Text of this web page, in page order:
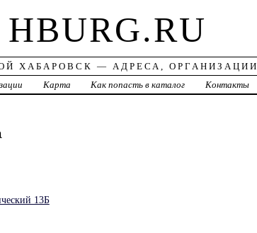
HBURG.RU
ХАБАРОВСК — АДРЕСА, ОРГАНИЗАЦИИ
Карта Как попасть в каталог Контакты
13Б